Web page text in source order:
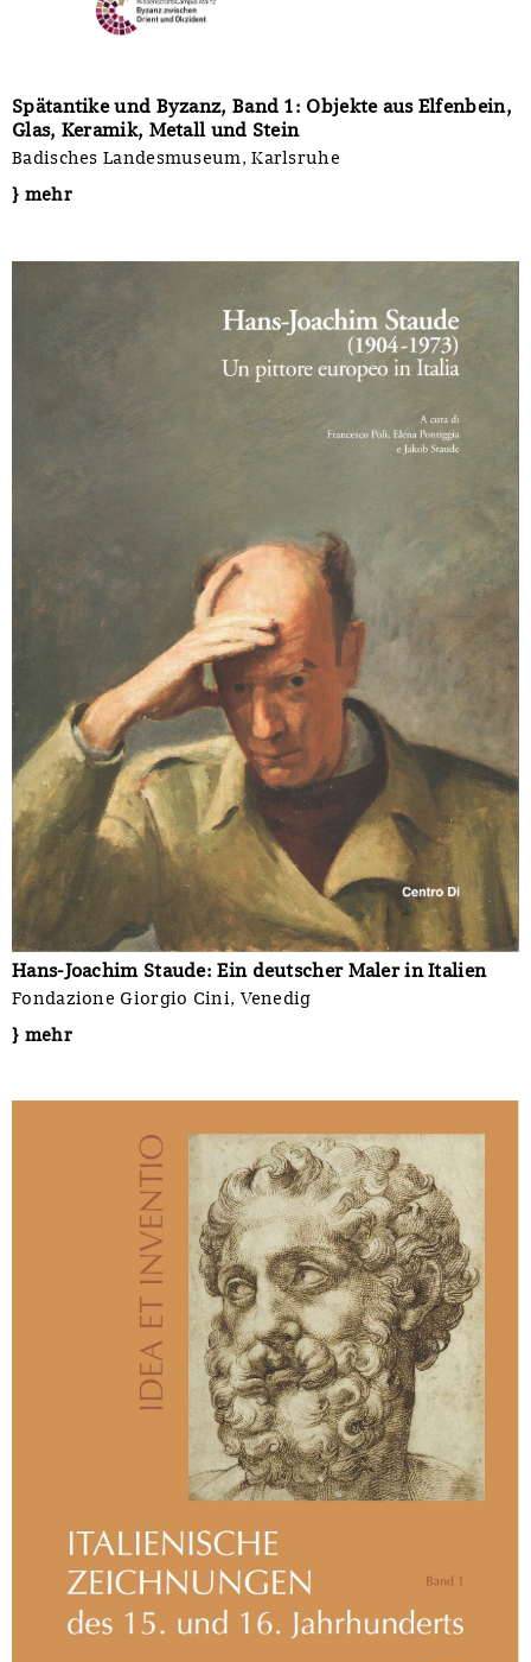
Spätantike und Byzanz, Band 1: Objekte aus Elfenbein,
Glas, Keramik, Metall und Stein
Badisches Landesmuseum, Karlsruhe
} mehr
Hans-Joachim Staude: Ein deutscher Maler in Italien
Fondazione Giorgio Cini, Venedig
} mehr